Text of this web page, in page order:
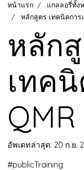
หน้าแรก แกลลอรี่ทั้ง
หลักสูตร เทคนิคการ
หลัก
เทค
QMR
อัพเดทล่าสุด: 20 ก.ย.
#publicTraining